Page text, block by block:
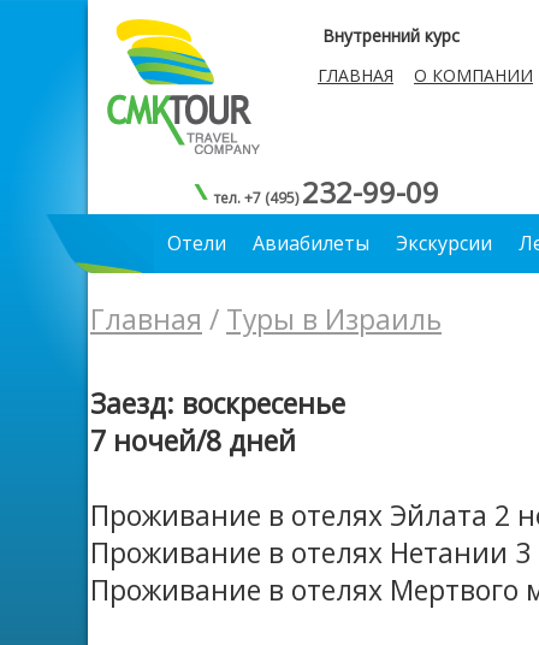
Внутренний курс
ГЛАВНАЯ
О КОМПАНИИ
тел. +7 (495)232-99-09
Отели Авиабилеты Экскурсии
Главная / Туры в Израиль
Заезд: воскресенье
7 ночей/8 дней
Проживание в отелях Эйлата 2
Проживание в отелях Нетании
Проживание в отелях Мертвого